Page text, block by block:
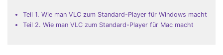
Teil 1. Wie man VLC zum Standard-Player für Windows macht
Teil 2. Wie man VLC zum Standard-Player für Mac macht